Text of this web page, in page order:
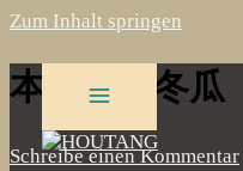
Zum Inhalt springen
本地有机冬瓜
Schreibe einen Kommentar